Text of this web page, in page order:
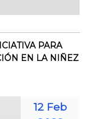
PARA
EN LA NIÑEZ
12 Feb